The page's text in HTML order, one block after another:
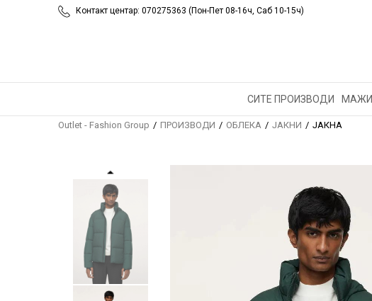
Контакт центар: 070275363 (Пон-Пет 08-16ч, Саб 10-15ч)
СИТЕ ПРОИЗВОДИ МАЖИ
Outlet - Fashion Group ПРОИЗВОДИ ОБЛЕКА ЈАКНИ ЈАКНА